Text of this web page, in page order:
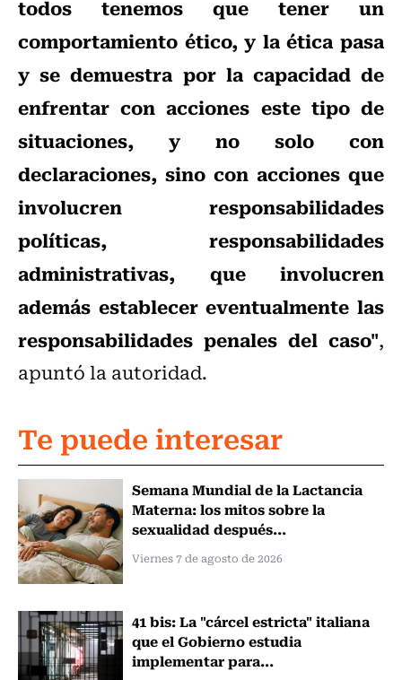
todos tenemos que tener un
comportamiento ético, y la ética pasa
y se demuestra por la capacidad de
enfrentar con acciones este tipo de
situaciones, y no solo con
declaraciones, sino con acciones que
involucren responsabilidades
políticas, responsabilidades
administrativas, que involucren
además establecer eventualmente las
responsabilidades penales del caso",
apuntó la autoridad.
Te puede interesar
Semana Mundial de la Lactancia
Materna: los mitos sobre la
sexualidad después...
Viernes 7 de agosto de 2026
41 bis: La "cárcel estricta" italiana
que el Gobierno estudia
implementar para...